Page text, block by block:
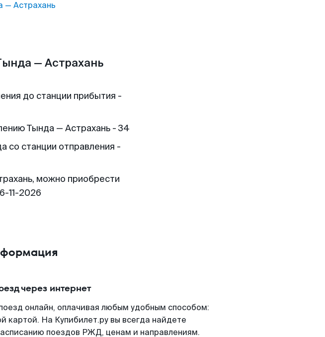
— Астрахань
— Астрахань
до станции прибытия -
Тында — Астрахань - 34
со станции отправления -
можно приобрести
11-2026
через интернет
онлайн, оплачивая любым удобным способом:
картой. На Купибилет.ру вы всегда найдете
поездов РЖД, ценам и направлениям.